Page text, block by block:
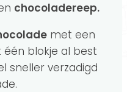
chocoladereep.
met een
blokje al best
sneller verzadigd